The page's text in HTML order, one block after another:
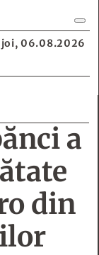
joi, 06.08.2026
a
din